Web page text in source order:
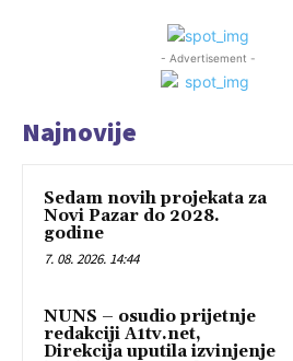
- Advertisement -
Najnovije
Sedam novih projekata za
Novi Pazar do 2028.
godine
7. 08. 2026. 14:44
NUNS – osudio prijetnje
redakciji A1tv.net,
Direkcija uputila izvinjenje